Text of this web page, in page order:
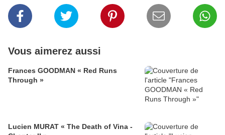
Vous aimerez aussi
Frances GOODMAN « Red Runs
Through »
Lucien MURAT « The Death of Vina -